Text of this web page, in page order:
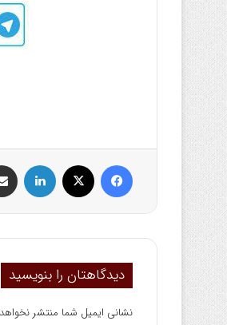
ایکس
دیدگاهتان را بنویسید
نشانی ایمیل شما منتشر